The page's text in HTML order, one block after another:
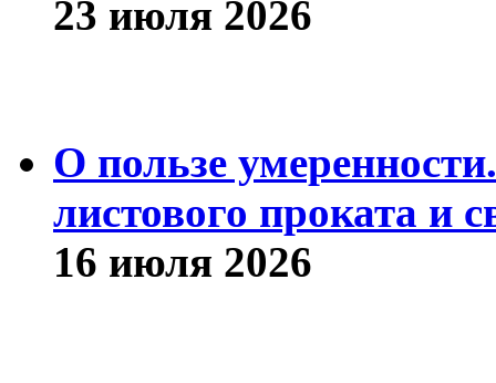
23 июля 2026
О пользе
листового проката и
16 июля 2026